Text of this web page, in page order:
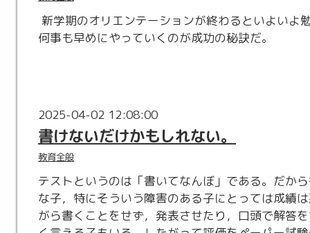
新学期のオリエンテーションが終わるといよいよ
何事も早めにやっていくのが成功の秘訣だ。
2025-04-02 12:08:00
書けないだけかもしれない。
教育全般
テストというのは「書いてなんぼ」である。だか
な子，特にそういう障害のある子にとっては成績
がら書くことをせず，発表させたり，口頭で解答